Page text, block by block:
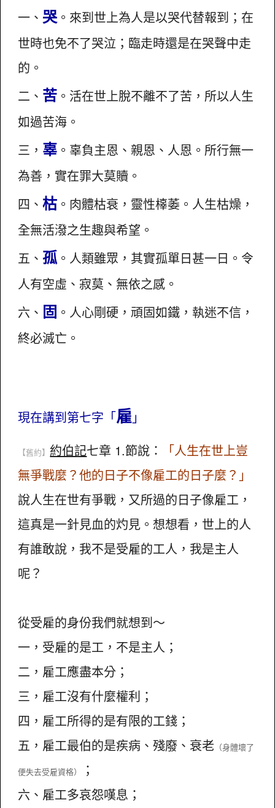
一、 哭。來到世上為人是以哭代替報到；在
世時也免不了哭泣；臨走時還是在哭聲中走
的。
二、 苦 。活在世上脫不離不了苦，所以人生
如過苦海。
三， 辜 。辜負主恩、親恩、人恩。所行無一
為善，實在罪大莫贖。
四、枯 。肉體枯衰，靈性橭萎。人生枯燥，
全無活潑之生趣與希望。
五、 孤 。人類雖眾，其實孤單日甚一日。令
人有空虛、寂莫、無依之感。
六、 固 。人心剛硬，頑固如鐵，執迷不信，
終必滅亡。
現在講到第七字「雇」
【舊約】 約伯記七章 1.節說：
「人生在世上豈
無爭戰麼？他的日子不像雇工的日子麼？」
說人生在世有爭戰，又所過的日子像雇工，
這真是一針見血的灼見。想想看，世上的人
有誰敢說，我不是受雇的工人，我是主人
呢？
從受雇的身份我們就想到～
一，受雇的是工，不是主人；
二，雇工應盡本分；
三，雇工沒有什麼權利；
四，雇工所得的是有限的工錢；
五，雇工最伯的是疾病、殘廢、衰老 （身體壞了
便失去受雇資格）
；
六、雇工多哀怨嘆息；